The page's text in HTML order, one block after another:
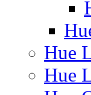
Hue
Hue